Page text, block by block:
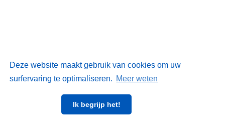
Deze website maakt gebruik van cookies om uw
surfervaring te optimaliseren. Meer weten
Ik begrijp het!